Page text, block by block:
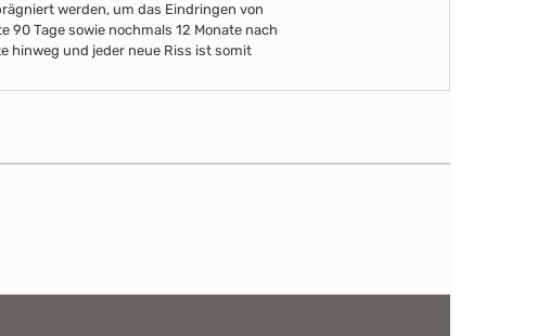
werden, um das Eindringen von
Tage sowie nochmals 12 Monate nach
hinweg und jeder neue Riss ist somit